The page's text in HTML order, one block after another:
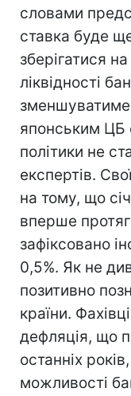
словами
ставка буде
зберігатися
ліквідності
японським ЦБ
політики не
експертів.
на тому, що
вперше
зафіксовано
0,5%. Як не
позитивно
країни.
дефляція, що
останніх
можливості